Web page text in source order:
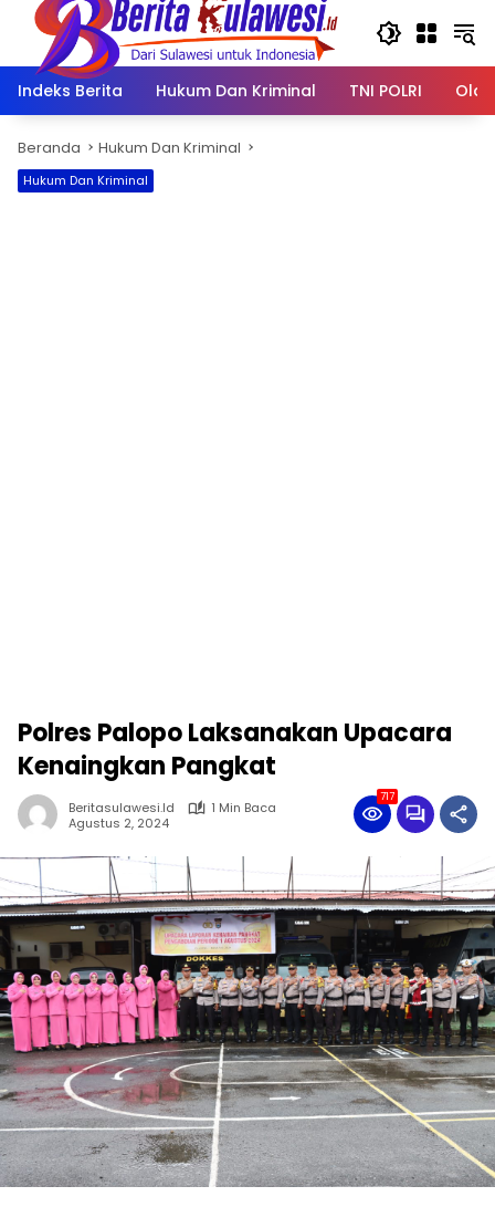
Langsung
konten
Indeks Berita
Hukum Dan Kriminal TNI POLRI
Beranda Hukum Dan Kriminal
Hukum Dan Kriminal
Polres Palopo Laksanakan Upacara
Kenaingkan Pangkat
Beritasulawesi.id
1 Min Baca
Agustus 2, 2024
717